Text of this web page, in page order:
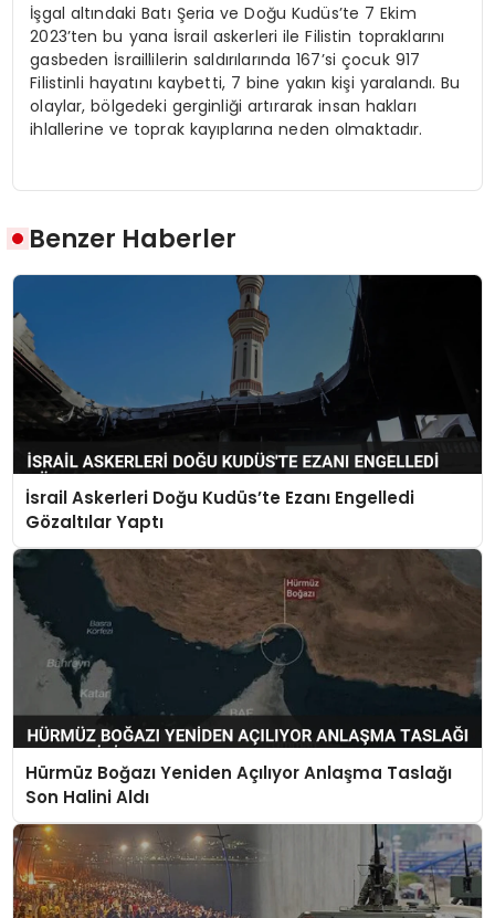
İşgal altındaki Batı Şeria ve Doğu Kudüs’te 7 Ekim
2023’ten bu yana İsrail askerleri ile Filistin topraklarını
gasbeden İsraillilerin saldırılarında 167’si çocuk 917
Filistinli hayatını kaybetti, 7 bine yakın kişi yaralandı. Bu
olaylar, bölgedeki gerginliği artırarak insan hakları
ihlallerine ve toprak kayıplarına neden olmaktadır.
Benzer Haberler
İsrail Askerleri Doğu Kudüs’te Ezanı Engelledi
Gözaltılar Yaptı
Hürmüz Boğazı Yeniden Açılıyor Anlaşma Taslağı
Son Halini Aldı